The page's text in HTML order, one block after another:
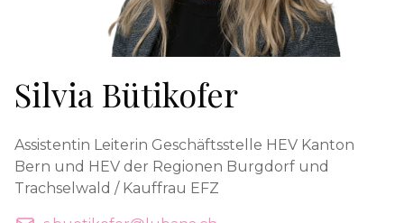
Silvia Bütikofer
Assistentin Leiterin Geschäftsstelle HEV Kanton
Bern und HEV der Regionen Burgdorf und
Trachselwald / Kauffrau EFZ